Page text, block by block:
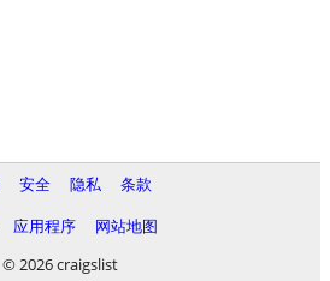
安全 隐私
条款
应用程序
网站地图
© 2026 craigslist